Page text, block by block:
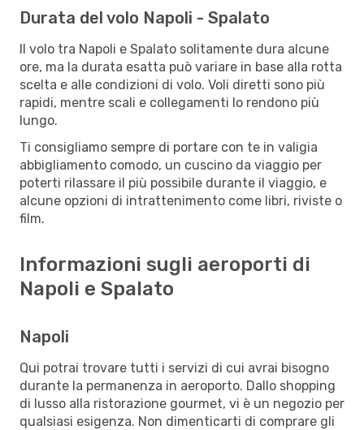
Durata del volo Napoli - Spalato
Il volo tra Napoli e Spalato solitamente dura alcune
ore, ma la durata esatta può variare in base alla rotta
scelta e alle condizioni di volo. Voli diretti sono più
rapidi, mentre scali e collegamenti lo rendono più
lungo.
Ti consigliamo sempre di portare con te in valigia
abbigliamento comodo, un cuscino da viaggio per
poterti rilassare il più possibile durante il viaggio, e
alcune opzioni di intrattenimento come libri, riviste o
film.
Informazioni sugli aeroporti di
Napoli e Spalato
Napoli
Qui potrai trovare tutti i servizi di cui avrai bisogno
durante la permanenza in aeroporto. Dallo shopping
di lusso alla ristorazione gourmet, vi è un negozio per
qualsiasi esigenza. Non dimenticarti di comprare gli